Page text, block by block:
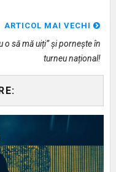
ARTICOL MAI VECHI
o să mă uiți” și pornește în
turneu național!